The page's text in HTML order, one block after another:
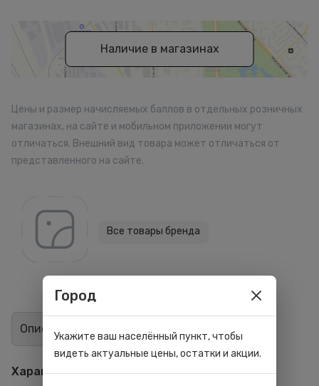
Наличие в магазинах
Цены и размер начисляемых баллов в отдельных розничных
магазинах, на сайте и мобильном приложении могут
отличаться. Внешний вид товара может отличаться от
представленного на сайте.
Все товары бренда
Описание
Характеристики
Город
Укажите ваш населённый пункт, чтобы
видеть актуальные цены, остатки и акции.